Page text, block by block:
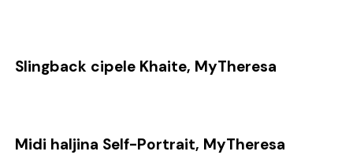
Slingback cipele Khaite, MyTheresa
Midi haljina Self-Portrait, MyTheresa